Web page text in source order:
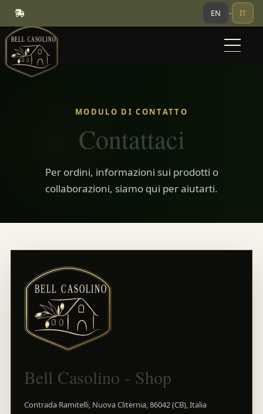
EN • IT
MODULO DI CONTATTO
Contattaci
Per ordini, informazioni sui prodotti o
collaborazioni, siamo qui per aiutarti.
Bell Casolino - Shop
Contrada Ramitelli, Nuova Cliternia, 86042 (CB), Italia